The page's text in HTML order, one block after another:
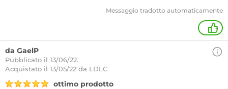
Messaggio tradotto automaticamente
+
da GaelP
Pubblicato il 13/06/22.
Acquistato il 13/05/22 da LDLC
ottimo prodotto